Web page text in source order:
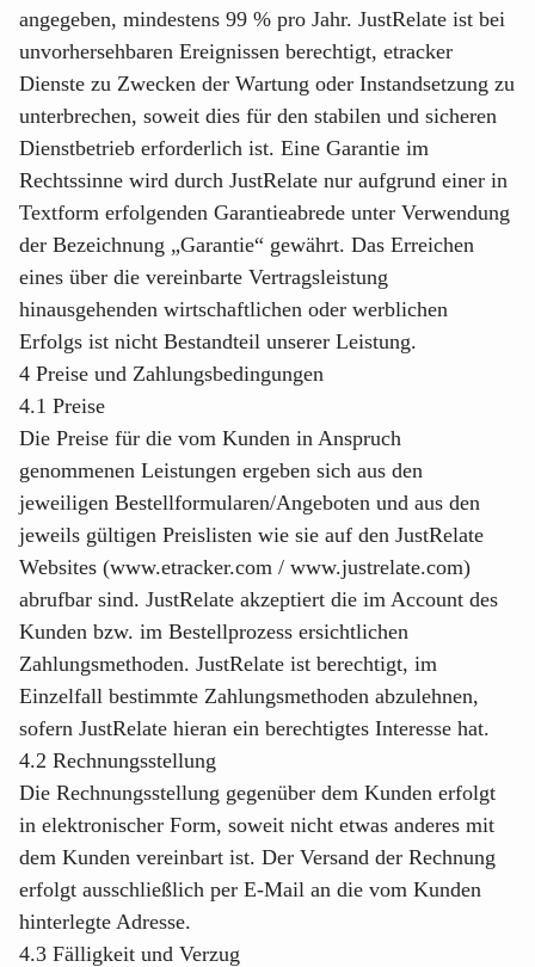
angegeben, mindestens 99 % pro Jahr. JustRelate ist bei
unvorhersehbaren Ereignissen berechtigt, etracker
Dienste zu Zwecken der Wartung oder Instandsetzung zu
unterbrechen, soweit dies für den stabilen und sicheren
Dienstbetrieb erforderlich ist. Eine Garantie im
Rechtssinne wird durch JustRelate nur aufgrund einer in
Textform erfolgenden Garantieabrede unter Verwendung
der Bezeichnung „Garantie“ gewährt. Das Erreichen
eines über die vereinbarte Vertragsleistung
hinausgehenden wirtschaftlichen oder werblichen
Erfolgs ist nicht Bestandteil unserer Leistung.
4 Preise und Zahlungsbedingungen
4.1 Preise
Die Preise für die vom Kunden in Anspruch
genommenen Leistungen ergeben sich aus den
jeweiligen Bestellformularen/Angeboten und aus den
jeweils gültigen Preislisten wie sie auf den JustRelate
Websites (www.etracker.com / www.justrelate.com)
abrufbar sind. JustRelate akzeptiert die im Account des
Kunden bzw. im Bestellprozess ersichtlichen
Zahlungsmethoden. JustRelate ist berechtigt, im
Einzelfall bestimmte Zahlungsmethoden abzulehnen,
sofern JustRelate hieran ein berechtigtes Interesse hat.
4.2 Rechnungsstellung
Die Rechnungsstellung gegenüber dem Kunden erfolgt
in elektronischer Form, soweit nicht etwas anderes mit
dem Kunden vereinbart ist. Der Versand der Rechnung
erfolgt ausschließlich per E-Mail an die vom Kunden
hinterlegte Adresse.
4.3 Fälligkeit und Verzug